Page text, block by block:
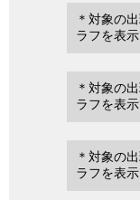
＊対象の
ラフを表示
＊対象の
ラフを表示
＊対象の
ラフを表示